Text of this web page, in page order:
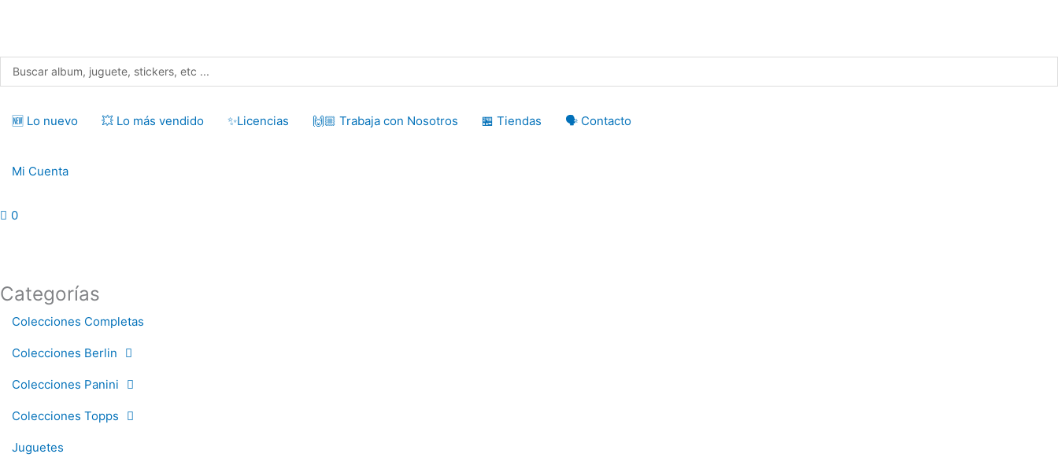
Search
...
🆕 Lo nuevo 💥 Lo más vendido ✨Licencias 🙌🏼 Trabaja con Nosotros 🏪 Tiendas 🗣️ Contacto
Mi Cuenta
0
Categorías
Colecciones Completas
Colecciones Berlin
Colecciones Panini
Colecciones Topps
Juguetes